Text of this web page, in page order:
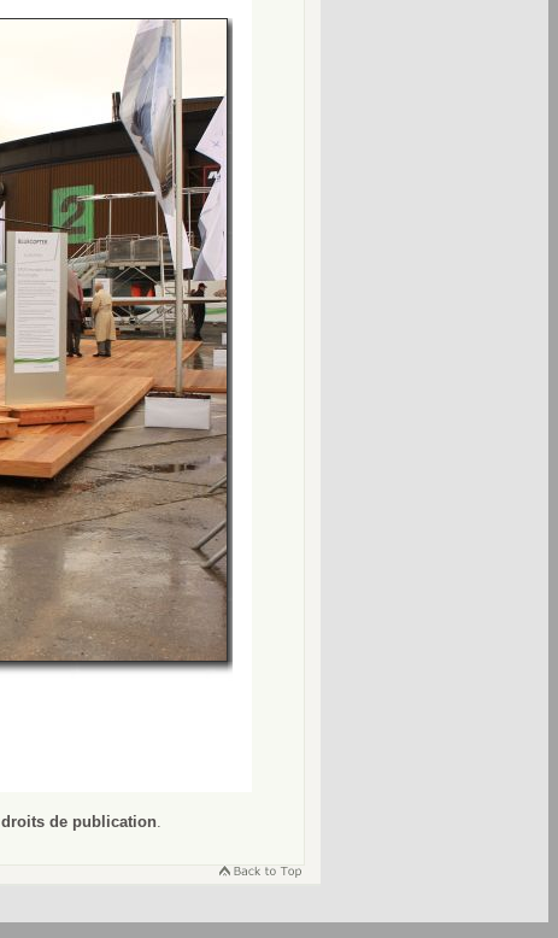
droits de publication.